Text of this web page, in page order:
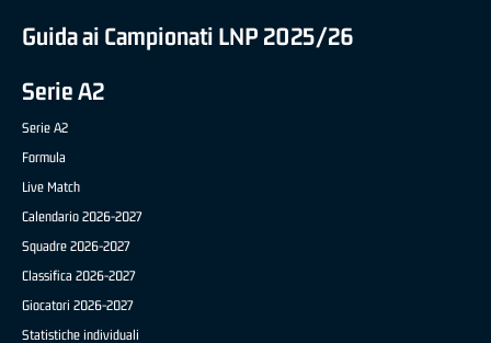
Guida ai Campionati LNP 2025/26
Serie A2
Serie A2
Formula
Live Match
Calendario 2026-2027
Squadre 2026-2027
Classifica 2026-2027
Giocatori 2026-2027
Statistiche individuali